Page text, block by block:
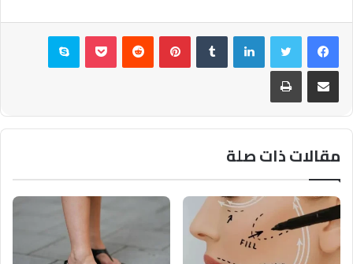
فيسبوكتويتر لينكدإن بينتيريست بوكيت سكايب
مشاركة عبر البريد طباعة
مقالات ذات صلة